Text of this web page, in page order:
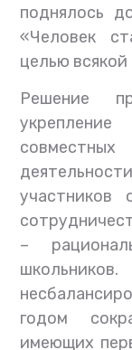
поднялось
«Человек
целью
Решение
участников
–
годом
имеющих